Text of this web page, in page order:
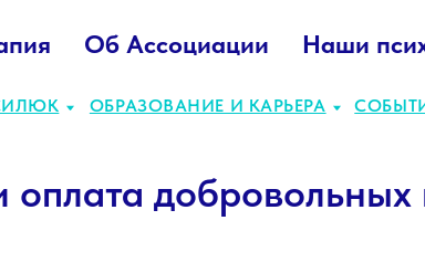
Об Ассоциации Наши
оплата добровольных